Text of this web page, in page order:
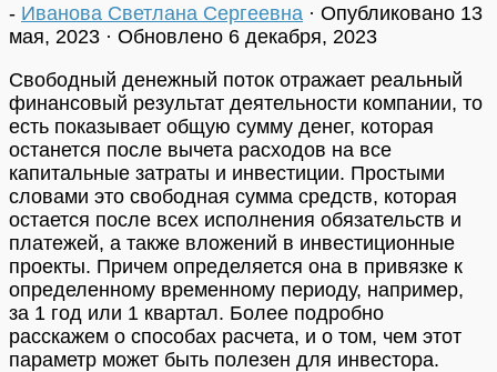
- Иванова Светлана Сергеевна · Опубликовано 13
мая, 2023 · Обновлено 6 декабря, 2023
Свободный денежный поток отражает реальный
финансовый результат деятельности компании, то
есть показывает общую сумму денег, которая
останется после вычета расходов на все
капитальные затраты и инвестиции. Простыми
словами это свободная сумма средств, которая
остается после всех исполнения обязательств и
платежей, а также вложений в инвестиционные
проекты. Причем определяется она в привязке к
определенному временному периоду, например,
за 1 год или 1 квартал. Более подробно
расскажем о способах расчета, и о том, чем этот
параметр может быть полезен для инвестора.